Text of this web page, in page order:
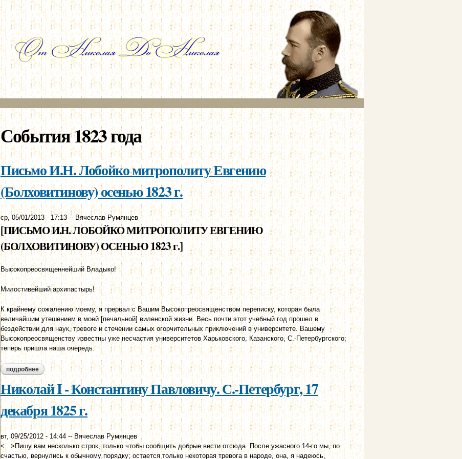
Перейти к
основному
содержанию
События 1823 года
Письмо И.Н. Лобойко митрополиту Евгению
(Болховитинову) осенью 1823 г.
ср, 05/01/2013 - 17:13 --Вячеслав Румянцев
[ПИСЬМО И.Н. ЛОБОЙКО МИТРОПОЛИТУ ЕВГЕНИЮ
(БОЛХОВИТИНОВУ) ОСЕНЬЮ 1823 г.]
Высокопреосвященнейший Владыко!
Милостивейший архипастырь!
К крайнему сожалению моему, я прервал с Вашим Высокопреосвященством переписку, которая была
величайшим утешением в моей [печальной] виленской жизни. Весь почти этот учебный год прошел в
бездействии для наук, тревоге и стечении самых огорчительных приключений в университете. Вашему
Высокопреосвященству известны уже несчастия университетов Харьковского, Казанского, С.-Петербургского;
теперь пришла наша очередь.
подробнее о письмо и.н. лобойко митрополиту евгению (болховитинову) осенью 1823 г.
Николай I - Константину Павловичу. С.-Петербург, 17
декабря 1825 г.
вт, 09/25/2012 - 14:44--Вячеслав Румянцев
<...>Пишу вам несколько строк, только чтобы сообщить добрые вести отсюда. После ужасного 14-го мы, по
счастью, вернулись к обычному порядку; остается только некоторая тревога в народе, она, я надеюсь,